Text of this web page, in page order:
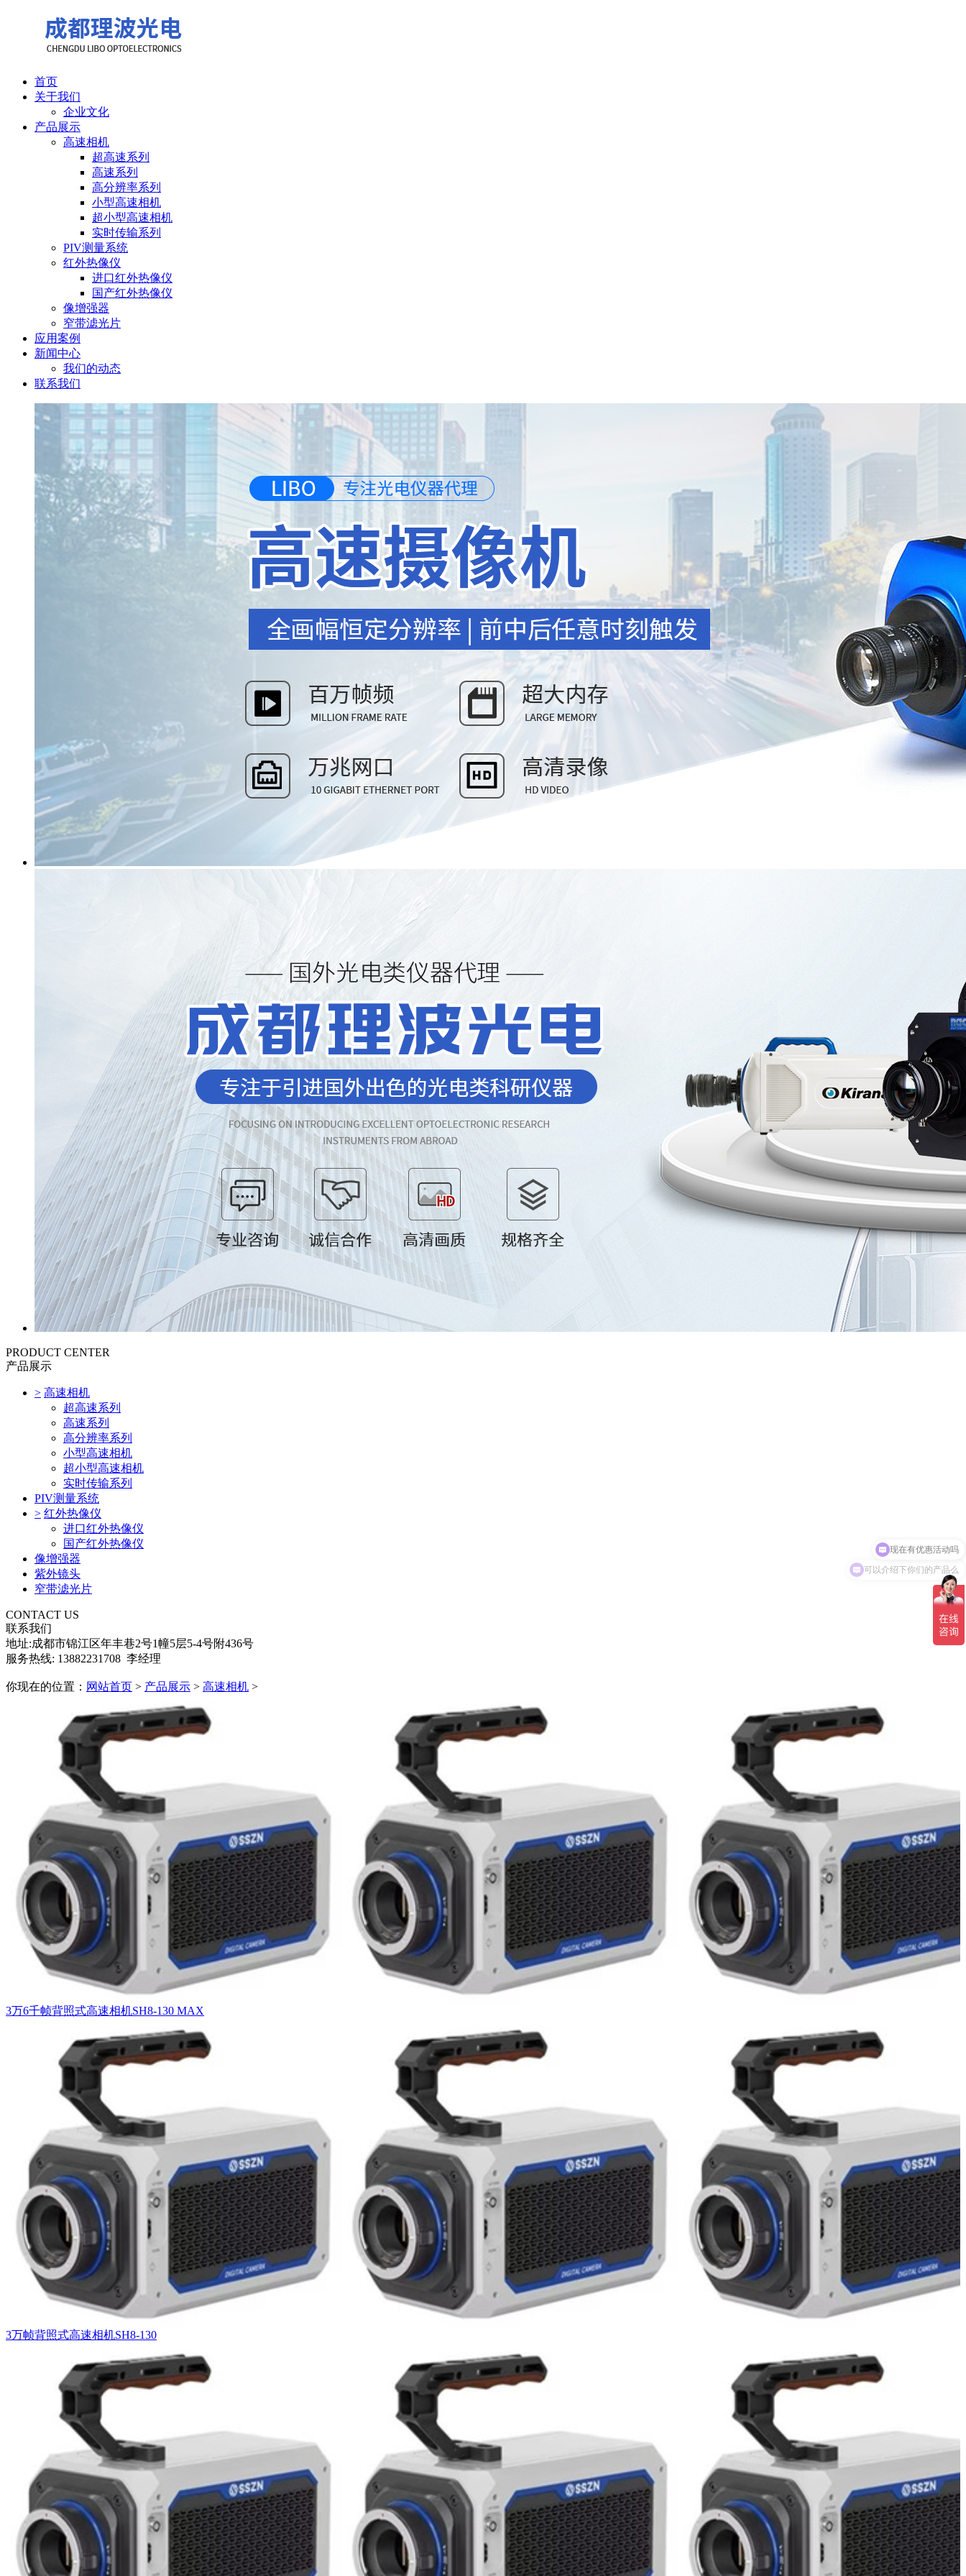
首页
关于我们
企业文化
产品展示
高速相机
超高速系列
高速系列
高分辨率系列
小型高速相机
超小型高速相机
实时传输系列
PIV测量系统
红外热像仪
进口红外热像仪
国产红外热像仪
像增强器
窄带滤光片
应用案例
新闻中心
我们的动态
联系我们
PRODUCT CENTER
产品展示
> 高速相机
超高速系列
高速系列
高分辨率系列
小型高速相机
超小型高速相机
实时传输系列
PIV测量系统
> 红外热像仪
进口红外热像仪
国产红外热像仪
像增强器
紫外镜头
窄带滤光片
CONTACT US
联系我们
地址:成都市锦江区年丰巷2号1幢5层5-4号附436号
服务热线: 13882231708 李经理
你现在的位置： 网站首页 > 产品展示 > 高速相机 >
3万6千帧背照式高速相机SH8-130 MAX
3万帧背照式高速相机SH8-130